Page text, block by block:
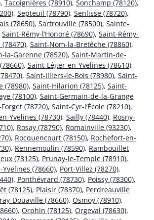
, Tacoignières (78910), Sonchamp (78120),
, Septeuil (78790), Senlisse (78720),
(78650), Sartrouville (78500), Sainte-
Saint-Rémy-l’Honoré (78690), Saint-Rémy-
, Saint-Nom-la-Bretêche (78860),
la-Garenne (78520), Saint-Martin-de-
, Saint-Léger-en-Yvelines (78610),
, Saint-Illiers-le-Bois (78980), Saint-
(78980), Saint-Hilarion (78125), Saint-
(78100), Saint-Germain-de-la-Grange
(78720), Saint-Cyr-l’École (78210),
Yvelines (78730), Sailly (78440), Rosny-
, Rosay (78790), Romainville (93230),
, Rocquencourt (78150), Rochefort-en-
, Rennemoulin (78590), Rambouillet
(78125), Prunay-le-Temple (78910),
(78660), Port-Villez (78270),
, Ponthévrard (78730), Poissy (78300),
(78125), Plaisir (78370), Perdreauville
Douaville (78660), Osmoy (78910),
, Orphin (78125), Orgeval (78630),